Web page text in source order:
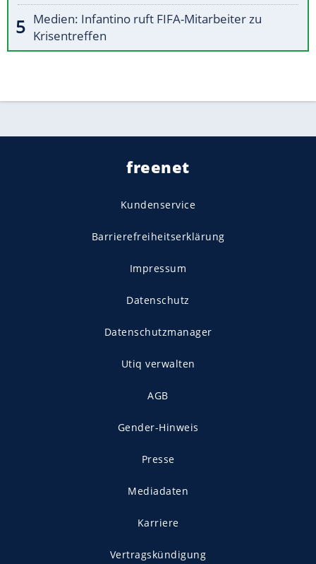
Medien: Infantino ruft FIFA-Mitarbeiter zu
Krisentreffen
freenet
Kundenservice
Barrierefreiheitserklärung
Impressum
Datenschutz
Datenschutzmanager
Utiq verwalten
AGB
Gender-Hinweis
Presse
Mediadaten
Karriere
Vertragskündigung